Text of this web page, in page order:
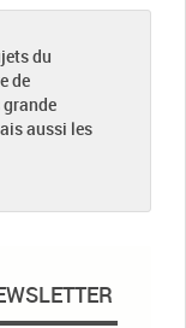
du
de
aussi les